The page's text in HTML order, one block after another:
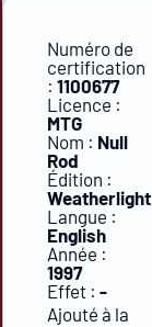
Numéro de
certification
: 1100677
Licence :
MTG
Nom : Null
Rod
Édition :
Weatherlight
Langue :
English
Année :
1997
Effet : -
Ajouté à la